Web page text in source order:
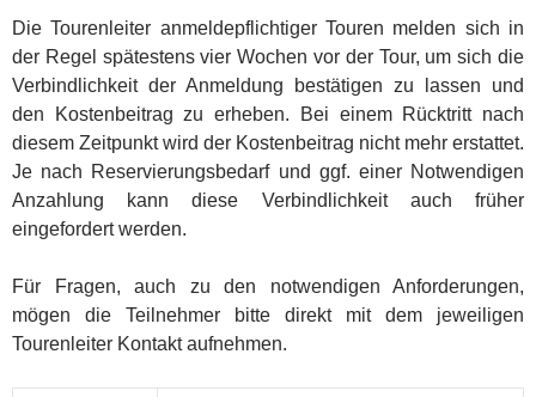
Die Tourenleiter anmeldepflichtiger Touren melden sich in
der Regel spätestens vier Wochen vor der Tour, um sich die
Verbindlichkeit der Anmeldung bestätigen zu lassen und
den Kostenbeitrag zu erheben. Bei einem Rücktritt nach
diesem Zeitpunkt wird der Kostenbeitrag nicht mehr erstattet.
Je nach Reservierungsbedarf und ggf. einer Notwendigen
Anzahlung kann diese Verbindlichkeit auch früher
eingefordert werden.
Für Fragen, auch zu den notwendigen Anforderungen,
mögen die Teilnehmer bitte direkt mit dem jeweiligen
Tourenleiter Kontakt aufnehmen.